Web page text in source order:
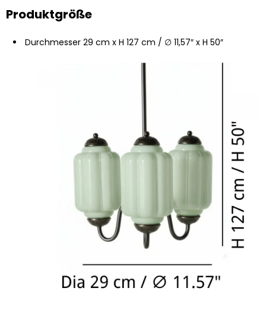
Produktgröße
Durchmesser 29 cm x H 127 cm / ∅ 11,57″ x H 50″